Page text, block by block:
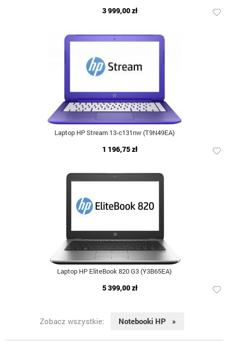
3 999,00 zł
Laptop HP Stream 13-c131nw (T9N49EA)
1 196,75 zł
Laptop HP EliteBook 820 G3 (Y3B65EA)
5 399,00 zł
Zobacz wszystkie: Notebooki HP »